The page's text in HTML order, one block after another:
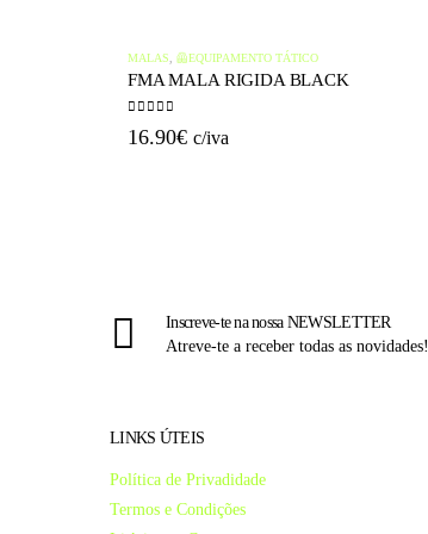
MALAS 🦺EQUIPAMENTO TÁTICO
FMA MALA RIGIDA BLACK
16.90€ c/iva
Inscreve-te na nossa NEWSLETTER
Atreve-te a receber todas as novidades!
LINKS ÚTEIS
Política de Privadidade
Termos e Condições